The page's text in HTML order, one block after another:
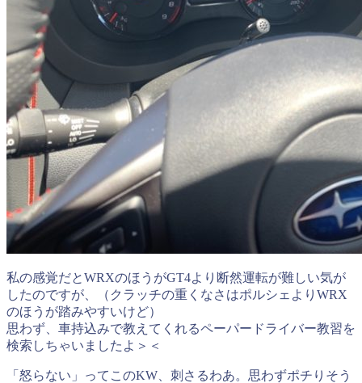
私の感覚だとWRXのほうがGT4より断然運転が難しい気が
したのですが、（クラッチの重くなさはポルシェよりWRX
のほうが踏みやすいけど）
思わず、車持込みで教えてくれるペーパードライバー教習を
検索しちゃいましたよ＞＜
「怒らない」ってこのKW、刺さるわあ。思わずポチりそう